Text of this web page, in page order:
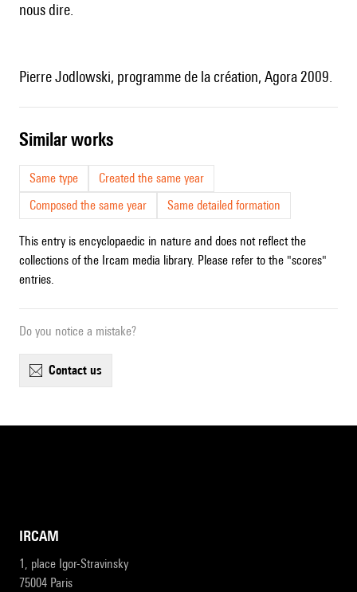
nous dire.
Pierre Jodlowski, programme de la création, Agora 2009.
similar works
Same type
Created the same year
Composed the same year
Same detailed formation
This entry is encyclopaedic in nature and does not reflect the
collections of the Ircam media library. Please refer to the "scores"
entries.
Do you notice a mistake?
contact us
IRCAM
1, place Igor-Stravinsky
75004 Paris